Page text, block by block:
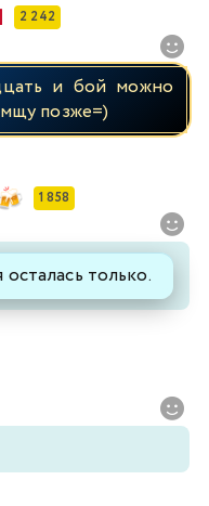
2 242
и бой можно
позже=)
1 858
только.